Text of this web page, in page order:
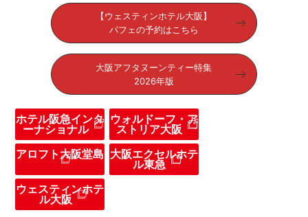
【ウェスティンホテル大阪】
パフェの予約はこちら
大阪アフタヌーンティー特集
2026年版
ホテル阪急インタ
ーナショナル
ウォルドーフ・ア
ストリア大阪
アロフト大阪堂島 大阪エクセルホテ
ル東急
ウェスティンホテ
ル大阪